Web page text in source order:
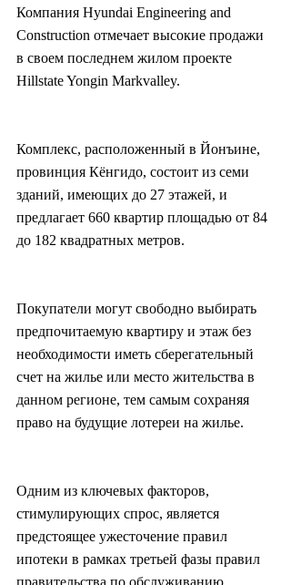
Компания Hyundai Engineering and
Construction отмечает высокие продажи
в своем последнем жилом проекте
Hillstate Yongin Markvalley.
Комплекс, расположенный в Йонъине,
провинция Кёнгидо, состоит из семи
зданий, имеющих до 27 этажей, и
предлагает 660 квартир площадью от 84
до 182 квадратных метров.
Покупатели могут свободно выбирать
предпочитаемую квартиру и этаж без
необходимости иметь сберегательный
счет на жилье или место жительства в
данном регионе, тем самым сохраняя
право на будущие лотереи на жилье.
Одним из ключевых факторов,
стимулирующих спрос, является
предстоящее ужесточение правил
ипотеки в рамках третьей фазы правил
правительства по обслуживанию